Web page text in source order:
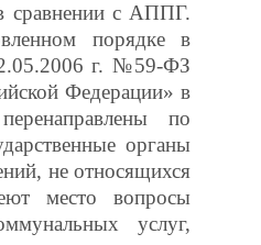
сравнении с АППГ.
порядкев
г. №59-ФЗ
Федерации» в
по
органы
не относящихся
место вопросы
услуг,